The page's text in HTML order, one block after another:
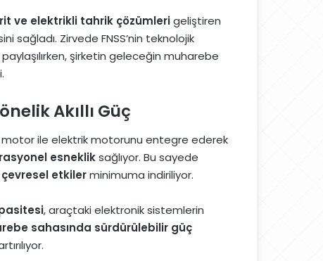
ve elektrikli tahrik çözümlerigeliştiren
sağladı. Zirvede FNSS’nin teknolojik
şirketin geleceğin muharebe
Akıllı Güç
motor ile elektrik motorunu entegre ederek
esnekliksağlıyor. Bu sayede
çevresel etkilerminimuma indiriliyor.
, araçtaki elektronik sistemlerin
sahasında sürdürülebilir güç